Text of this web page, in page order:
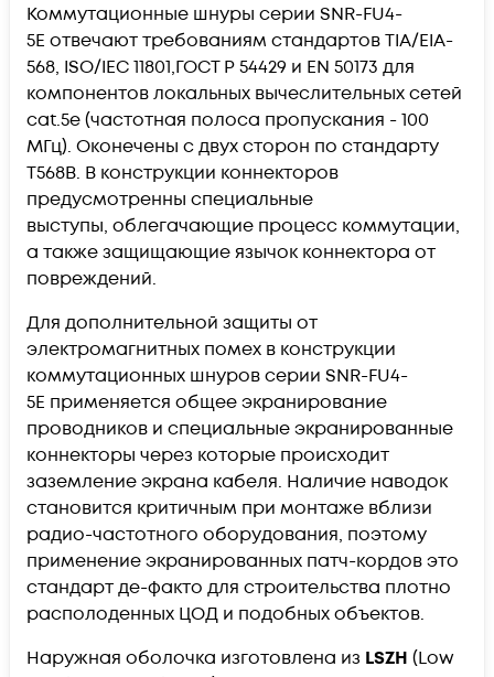
Коммутационные шнуры серии SNR-FU4-
5E отвечают требованиям стандартов TIA/EIA-
568, ISO/IEC 11801,ГОСТ Р 54429 и EN 50173 для
компонентов локальных вычеслительных сетей
cat.5e (частотная полоса пропускания - 100
МГц). Оконечены с двух сторон по стандарту
T568B. В конструкции коннекторов
предусмотренны специальные
выступы, облегачающие процесс коммутации,
а также защищающие язычок коннектора от
повреждений.
Для дополнительной защиты от
электромагнитных помех в конструкции
коммутационных шнуров серии SNR-FU4-
5E применяется общее экранирование
проводников и специальные экранированные
коннекторы через которые происходит
заземление экрана кабеля. Наличие наводок
становится критичным при монтаже вблизи
радио-частотного оборудования, поэтому
применение экранированных патч-кордов это
стандарт де-факто для строительства плотно
располоденных ЦОД и подобных объектов.
Наружная оболочка изготовлена из LSZH (Low